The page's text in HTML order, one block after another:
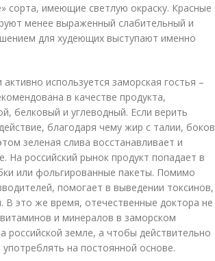
сорта, имеющие светлую окраску. Красные
менее выраженный слабительный и
для худеющих выступают именно
используется заморская гостья –
в качестве продукта,
белковый и углеводный. Если верить
благодаря чему жир с талии, боков
зеленая слива восстанавливает и
российский рынок продукт попадает в
или фольгированные пакеты. Помимо
помогает в выведении токсинов,
В это же время, отечественные доктора не
и минералов в заморском
земле, а чтобы действительно
на постоянной основе.